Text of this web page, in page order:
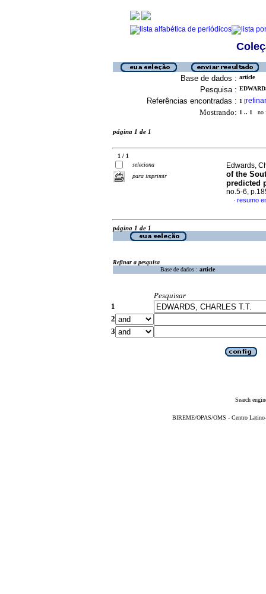
Base de dados : article
Pesquisa :
Referências encontradas : 1 [refinar
Mostrando: 1 .. 1 no
página 1 de 1
1 / 1
seleciona
para imprimir
Edwards,
of the
predicted
no.5-6,
· resumo
página 1 de 1
Refinar a pesquisa
Base de dados : article
Pesquisar
1
2
3
Search
BIREME/OPAS/OMS - Centro Latino-